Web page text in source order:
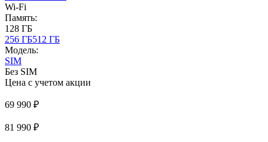
Wi-Fi
Память:
128 ГБ
256 ГБ512 ГБ
Модель:
SIM
Без SIM
Цена с учетом акции
69 990 ₽
81 990 ₽